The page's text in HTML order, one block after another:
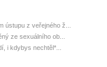
ústupu z veřejného ž...
ze sexuálního ob...
i kdybys nechtěl*...